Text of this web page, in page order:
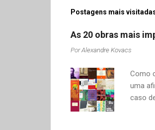
Postagens mais
As 20 obras mais
PorAlexandre Kovacs
Como
uma
caso
o